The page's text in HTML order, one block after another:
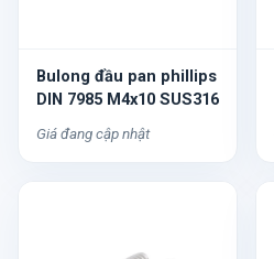
Bulong đầu pan phillips
DIN 7985 M4x10 SUS316
Giá đang cập nhật